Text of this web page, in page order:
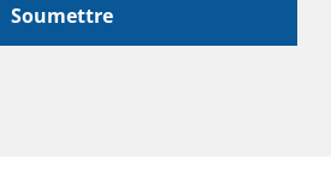
Soumettre